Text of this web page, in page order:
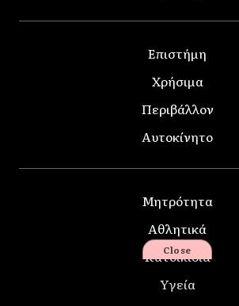
Επιστήμη
Χρήσιμα
Περιβάλλον
Αυτοκίνητο
Μητρότητα
Αθλητικά
Κατοικίδια
Υγεία
Close